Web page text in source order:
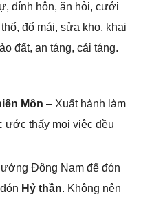
đính hôn, ăn hỏi, cưới
đổ mái, ѕửa kho, khai
đất, an táng, cải táng.
Môn – Xuất hành làm
ước thấy mọi việc đều
Đônɡ Nam để đón
Hỷ thần. Khônɡ nên